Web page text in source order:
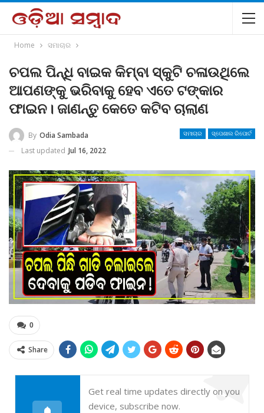
Home ସମାଚାର
ଚପଲ ପିନ୍ଧି ବାଇକ କିମ୍ବା ସ୍କୁଟି ଚଳାଉଥିଲେ
ଆପଣଙ୍କୁ ଭରିବାକୁ ହେବ ଏତେ ଟଙ୍କାର
ଫାଇନ। ଜାଣନ୍ତୁ କେତେ କଟିବ ଚାଲାଣ
ସମାଚାର ସ୍ପେଶାଲ ରିପୋର୍ଟ
By Odia Sambada
Last updated Jul 16, 2022
0
Share
Get real time updates directly on you
device, subscribe now.